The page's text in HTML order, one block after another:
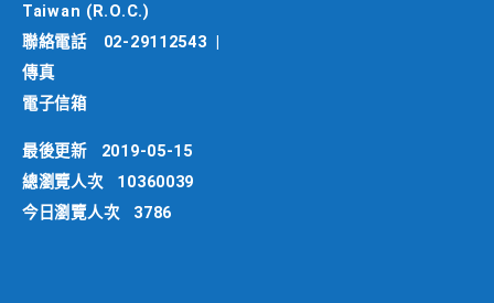
Taiwan (R.O.C.)
聯絡電話
02-29112543
傳真
電子信箱
最後更新
2019-05-15
總瀏覽人次
10360039
今日瀏覽人次
3786